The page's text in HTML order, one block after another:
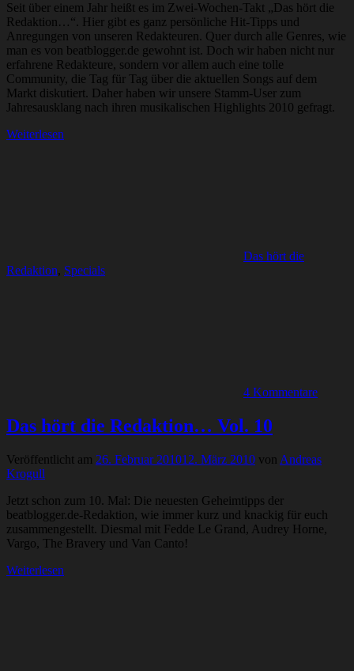
Seit über einem Jahr heißt es im Zwei-Wochen-Takt „Das hört die
Redaktion…“. Hier gibt es ganz persönliche Hit-Tipps und
Anregungen von unseren Redakteuren. Quer durch alle Genres, wie
man es von beatblogger.de gewohnt ist. Doch wir haben nicht nur
erfahrene Redakteure, sondern vor allem auch eine tolle
Community, die Tag für Tag über die aktuellen Songs auf dem
Markt diskutiert. Daher haben wir unsere Stamm-User zum
Jahresausklang nach ihren musikalischen Highlights 2010 gefragt.
Weiterlesen
Das hört die
Redaktion, Specials
4 Kommentare
Das hört die Redaktion… Vol. 10
Veröffentlicht am 26. Februar 201012. März 2010 von Andreas
Krogull
Jetzt schon zum 10. Mal: Die neuesten Geheimtipps der
beatblogger.de-Redaktion, wie immer kurz und knackig für euch
zusammengestellt. Diesmal mit Fedde Le Grand, Audrey Horne,
Vargo, The Bravery und Van Canto!
Weiterlesen